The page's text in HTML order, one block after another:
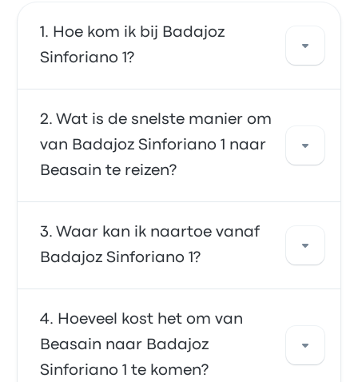
Hoe kom ik bij Badajoz
Sinforiano 1?
Je kunt de bus nemen, die je rechtstreeks
naar je bestemming brengt. Of je kunt een
taxi nemen of ridesharing-service gebruiken.
Wat is de snelste manier om
van Badajoz Sinforiano 1 naar
Beasain te reizen?
De snelste manier om van en naar Badajoz
Sinforiano 1 te reizen is met de bus, die
rechtstreeks naar je bestemming reist. De
bussen is vaak betaalbaar, betrouwbaar en
de voorkeur genieten van veel reizigers.
Waar kan ik naartoe vanaf
Badajoz Sinforiano 1?
Vanaf Badajoz Sinforiano 1 kun je naar
verschillende bestemmingen reizen. Enkele
populaire opties zijn ZAFRA, ZAFRA en Av. de
Extremadura. Gebruik onze zoekfunctie om
Hoeveel kost het om van
Beasain naar Badajoz
Sinforiano 1 te komen?